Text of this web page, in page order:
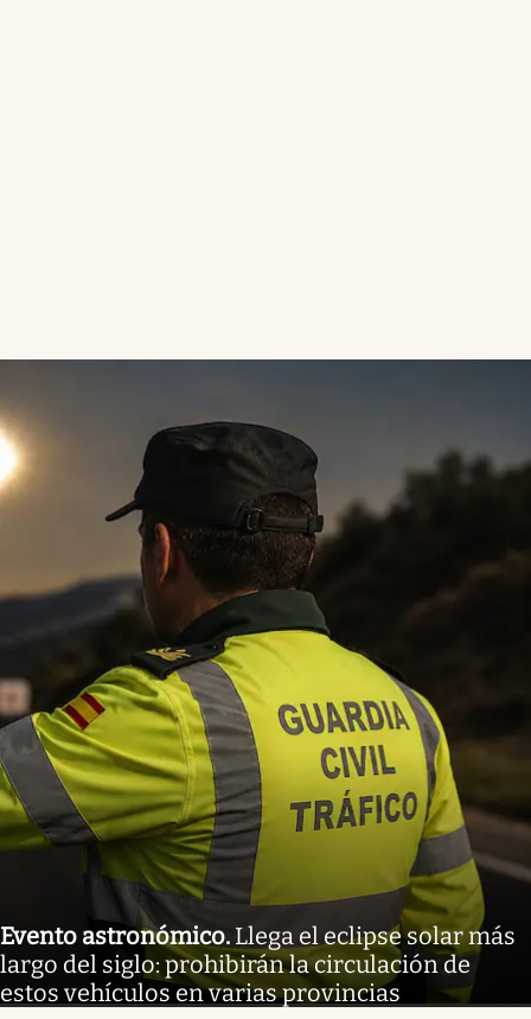
Evento astronómico. Llega el eclipse solar más
largo del siglo: prohibirán la circulación de
estos vehículos en varias provincias